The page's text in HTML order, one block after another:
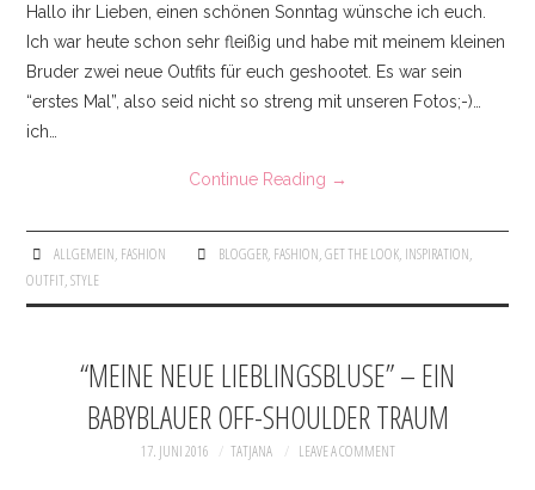
Hallo ihr Lieben, einen schönen Sonntag wünsche ich euch.
Ich war heute schon sehr fleißig und habe mit meinem kleinen
Bruder zwei neue Outfits für euch geshootet. Es war sein
“erstes Mal”, also seid nicht so streng mit unseren Fotos;-)…
ich…
Continue Reading →
ALLGEMEIN, FASHION BLOGGER, FASHION,GET THE LOOK, INSPIRATION,
OUTFIT,STYLE
“MEINE NEUE LIEBLINGSBLUSE” – EIN
BABYBLAUER OFF-SHOULDER TRAUM
17. JUNI 2016 TATJANA LEAVE A COMMENT